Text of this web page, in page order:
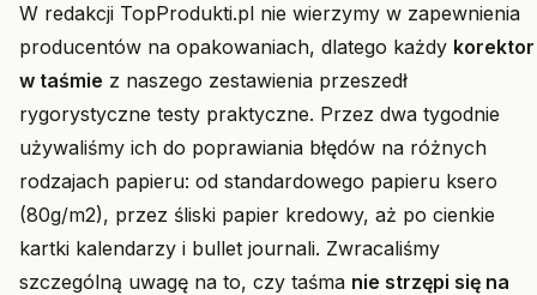
W redakcji TopProdukti.pl nie wierzymy w zapewnienia
producentów na opakowaniach, dlatego każdy korektor
w taśmie z naszego zestawienia przeszedł
rygorystyczne testy praktyczne. Przez dwa tygodnie
używaliśmy ich do poprawiania błędów na różnych
rodzajach papieru: od standardowego papieru ksero
(80g/m2), przez śliski papier kredowy, aż po cienkie
kartki kalendarzy i bullet journali. Zwracaliśmy
szczególną uwagę na to, czy taśma nie strzępi się na